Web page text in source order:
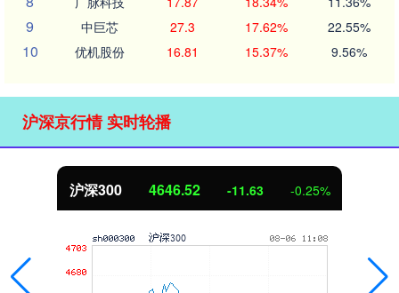
9 中巨芯 27.3 17.62% 22.55%
10 优机股份 16.81 15.37% 9.56%
沪深京行情 实时轮播
沪深300 4646.52 -11.63 -0.25%